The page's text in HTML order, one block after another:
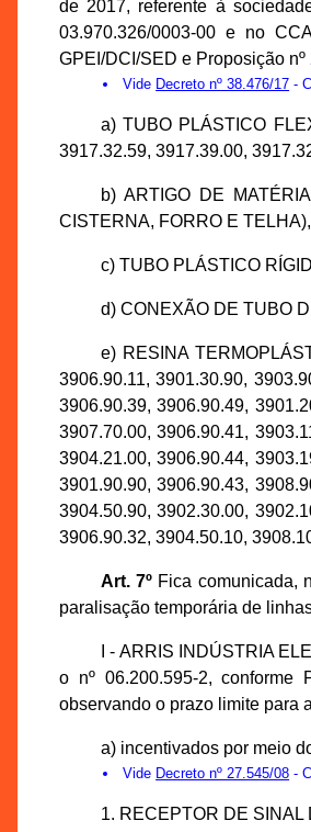
de 2017, referente à
03.970.326/0003-00 e no
GPEI/DCI/SED e Proposição
Vide Decreto nº 38.476/17 -
a) TUBO PLÁSTICO
3917.32.59, 3917.39.00,
b) ARTIGO DE
CISTERNA, FORRO E
c) TUBO PLÁSTICO
d) CONEXÃO DE TUBO
e) RESINA
3906.90.11, 3901.30.90,
3906.90.39, 3906.90.49,
3907.70.00, 3906.90.41,
3904.21.00, 3906.90.44,
3901.90.90, 3906.90.43,
3904.50.90, 3902.30.00,
3906.90.32, 3904.50.10,
Art. 7ºFica comunicada,
paralisação temporária de
I - ARRIS INDÚSTRIA
o nº 06.200.595-2, conforme
observando o prazo limite para
a) incentivados por meio
Vide Decreto nº 27.545/08 -
1. RECEPTOR DE